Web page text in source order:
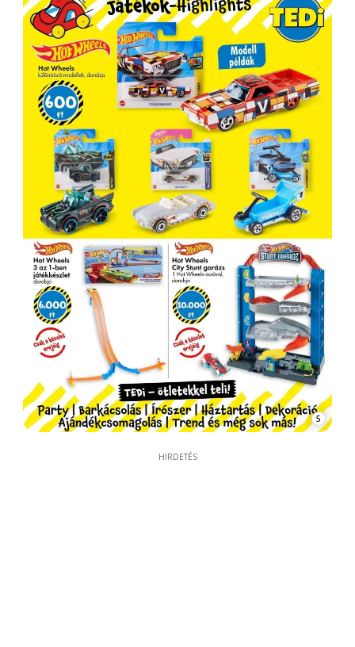
5
HIRDETÉS